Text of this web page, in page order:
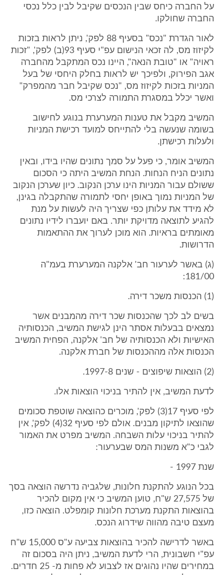
על החברה כיחס שבין הנכסים שקיבל לבין כלל נכסי
החברה שחולקו.
לאור הגדרת "נכס" בסעיף 88 לפק', ניתן לראות בזכות
לקיזוז מס, לה זכאי הנישום עפ"י סעיף 93(ב) לפק', "זכות
ראויה" או "טובת הנאה", היינו נכס המתקבל מהחברה
אגב הפירוק, ולפיכך יש לראות בחלק היחסי של בעל
המניות בזכות לקיזוז מס, "נכס שקיבל חבר מהמפרק"
ואשר יכלל במסגרת התמורה לצרכי מס.
המשיב מקבל את טענות המערערת בנוגע לחישוב
בשומה שנעשה בלי להתייחס למועד רכישת המניות
ולעלות רכישתן.
המשיב אומר, כי פעל על סמך נתונים שהיו בידו, ובאין
נתונים הניח הנחות. הנחת המשיב היתה כי הסכום
ששולם עבור המניות הינו ערכן הנקוב. כיון שערכן הנקוב
של המניות נמוך באופן יחסי לתמורה שהתקבלה בגינן,
לא מידד את עלותן כפי שצריך היה לעשות על מנת
להגיע לתוצאה מדויקת יותר. באם יועברו לידיו נתונים
מאומתים בראיות. הוא מוכן לערוך את ההתאמות
הדרושות.
(ג) באשר לערעור חב' אלקנה המערערת בעמ"ה
181/00:
(1) הכנסות משכר דירה.
בשים לב לכך שהכנסות שכר דירה מהמבנים אשר
נמצאים בבעלות אסתר הינן לגישת המשיב, הכנסותיה
האישיות ולא הכנסותיה של חב' אלקנה, הפחית המשיב
הכנסות אלה מההכנסות של חברת אלקנה.
(2) הוצאות שיפוצים - שנים 1997-8.
לדעת המשיב, אין להתיר בניכוי הוצאות אלו.
לפי סעיף 17(3) לפק', מוכרים כהוצאה שוטפת סכומים
שהוצאו לתיקון מבנים. אולם לפי סעיף 32(4) לפק', אין
להתיר בניכוי עלות השבחה. המשיב מפרט את האמור
לגבי כ"א משנות המס שבערעור:
שנת 1997 -
בכל הנוגע להתקנת חלונות, שלגביה נדרשה הוצאה בסך
של 27,575 ש"ח, טוען המשיב כי אין מקום להכיר
בהוצאות התקנת מערכת חלונות קומפלט. הוצאה כזו,
מעצם טיבה מהווה שידרוג הנכס.
באשר לדרישה להכיר בהוצאות צביעה ע"ס 15,000 ש"ח
עפ"י חשבונית, הרי לדעת המשיב, ניתן היה בסכום זה
במחירים שהיו נהוגים אז לצבוע לא פחות מ- 25 חדרים.